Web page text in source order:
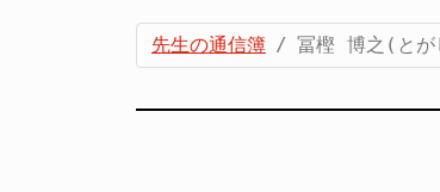
先生の通信簿 冨樫 博之(とが